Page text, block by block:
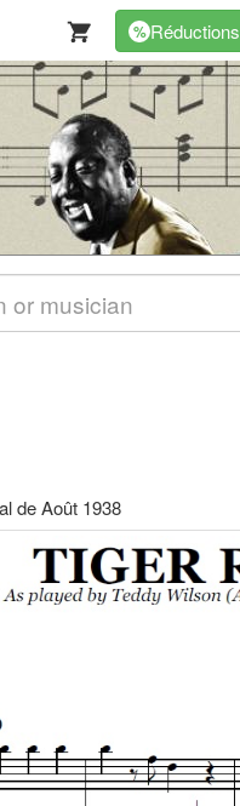
% Réductions
de Août 1938